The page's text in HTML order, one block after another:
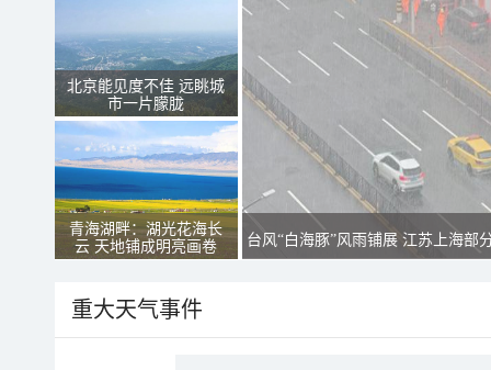
北京能见度不佳 远眺城
市一片朦胧
青海湖畔：湖光花海长
云 天地铺成明亮画卷
台风“白海豚”风雨铺展 江苏上海部
重大天气事件